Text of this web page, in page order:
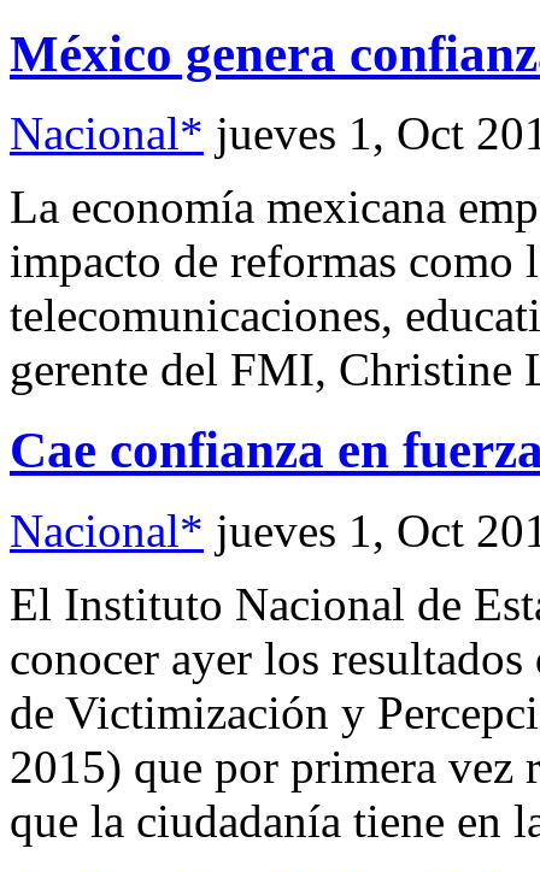
México genera
Nacional* jueves 1, Oct
La economía mexicana
impacto de reformas como
telecomunicaciones,
gerente del FMI, Christine
Cae confianza en
Nacional* jueves 1, Oct
El Instituto Nacional de
conocer ayer los
de Victimización y
2015) que por primera vez
que la ciudadanía tiene en